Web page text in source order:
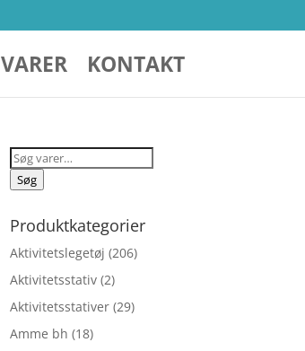
VARER KONTAKT
Søg
efter:
Søg
Produktkategorier
Aktivitetslegetøj (206)
Aktivitetsstativ (2)
Aktivitetsstativer (29)
Amme bh (18)